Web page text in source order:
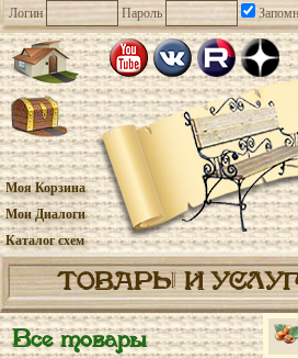
Логин Пароль
Моя Корзина
Мои Диалоги
Каталог схем
ТОВАРЫ И
Все товары